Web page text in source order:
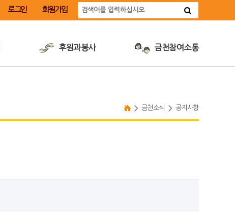
로그인 회원가입
후원과봉사
자원봉사신청
금천참여소통
계약정보공개
인재채용
금천소식 공지사항